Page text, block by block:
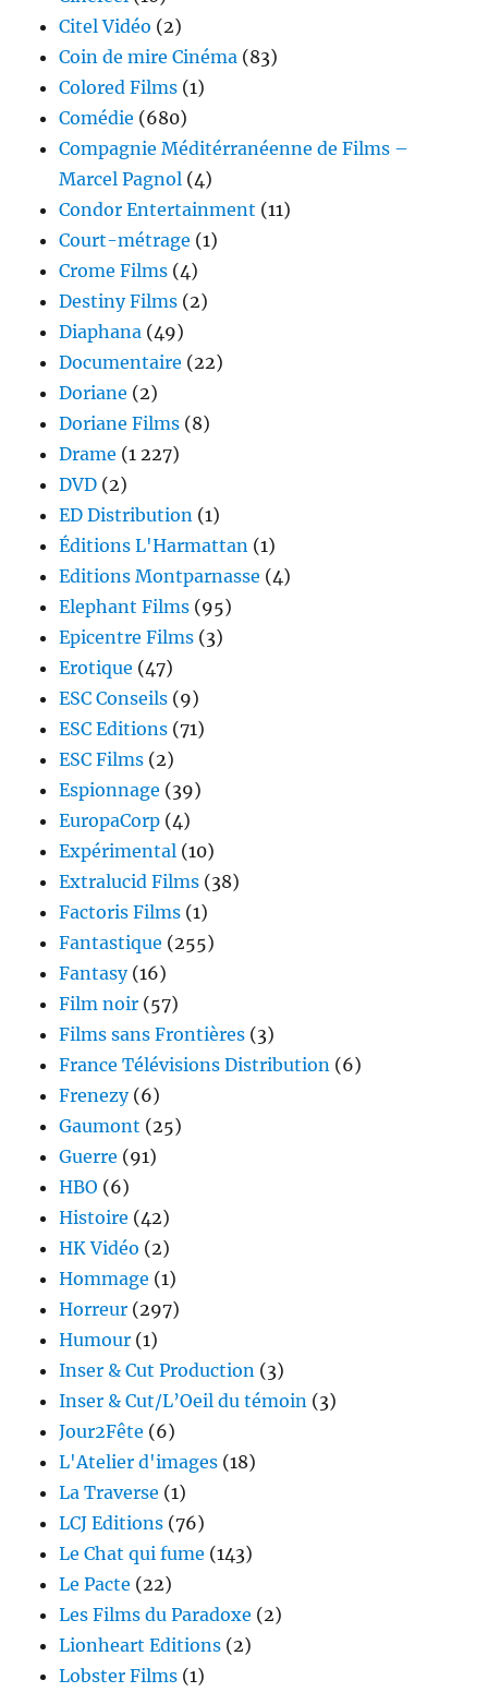
Citel Vidéo (2)
Coin de mire Cinéma (83)
Colored Films (1)
Comédie (680)
Compagnie Méditérranéenne de Films –
Marcel Pagnol (4)
Condor Entertainment (11)
Court-métrage (1)
Crome Films (4)
Destiny Films (2)
Diaphana (49)
Documentaire (22)
Doriane (2)
Doriane Films (8)
Drame (1 227)
DVD (2)
ED Distribution (1)
Éditions L'Harmattan (1)
Editions Montparnasse (4)
Elephant Films (95)
Epicentre Films (3)
Erotique (47)
ESC Conseils (9)
ESC Editions (71)
ESC Films (2)
Espionnage (39)
EuropaCorp (4)
Expérimental (10)
Extralucid Films (38)
Factoris Films (1)
Fantastique (255)
Fantasy(16)
Film noir (57)
Films sans Frontières (3)
France Télévisions Distribution (6)
Frenezy(6)
Gaumont (25)
Guerre (91)
HBO (6)
Histoire (42)
HK Vidéo (2)
Hommage (1)
Horreur (297)
Humour (1)
Inser & Cut Production (3)
Inser & Cut/L’Oeil du témoin (3)
Jour2Fête (6)
L'Atelier d'images (18)
La Traverse (1)
LCJ Editions (76)
Le Chat qui fume (143)
Le Pacte (22)
Les Films du Paradoxe (2)
Lionheart Editions (2)
Lobster Films (1)